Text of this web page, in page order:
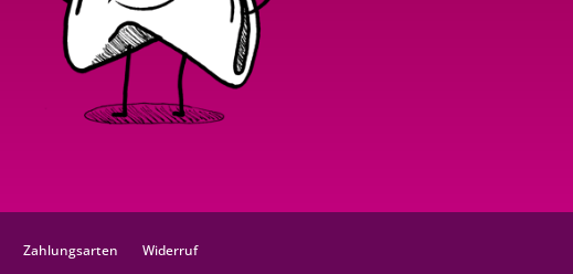
Zahlungsarten Widerruf